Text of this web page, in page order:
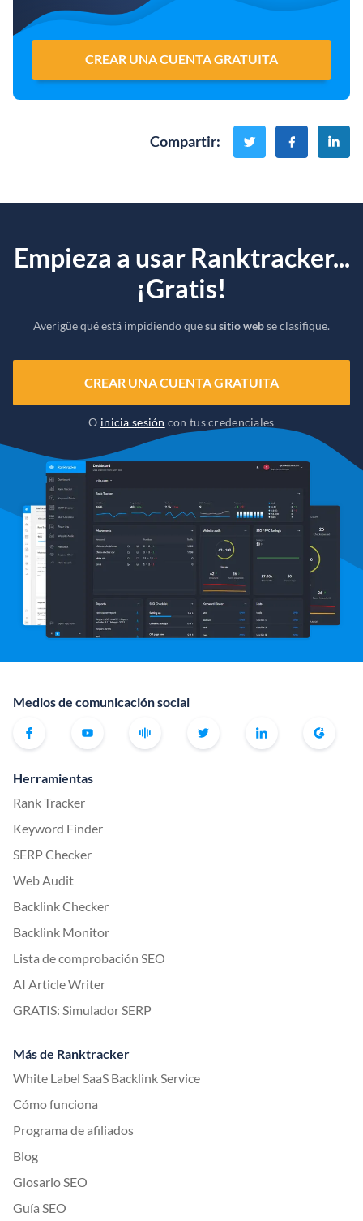
CREAR UNA CUENTA GRATUITA
Compartir:
Empieza a usar Ranktracker...
¡Gratis!
Averigüe qué está impidiendo quesu sitio webse clasifique.
CREAR UNA CUENTA GRATUITA
O inicia sesión con tus credenciales
Medios de comunicación social
Herramientas
Rank Tracker
Keyword Finder
SERP Checker
Web Audit
Backlink Checker
Backlink Monitor
Lista de comprobación SEO
AI Article Writer
GRATIS: Simulador SERP
Más de Ranktracker
White Label SaaS Backlink Service
Cómo funciona
Programa de afiliados
Blog
Glosario SEO
Guía SEO